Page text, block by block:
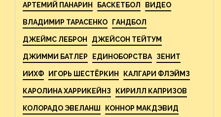
АРТЕМИЙ ПАНАРИН БАСКЕТБОЛ ВИДЕО
ВЛАДИМИР ТАРАСЕНКО ГАНДБОЛ
ДЖЕЙМС ЛЕБРОН ДЖЕЙСОН ТЕЙТУМ
ДЖИММИ БАТЛЕР ЕДИНОБОРСТВА ЗЕНИТ
ИИХФ ИГОРЬ ШЕСТЁРКИН КАЛГАРИ ФЛЭЙМЗ
КАРОЛИНА ХАРРИКЕЙНЗ КИРИЛЛ КАПРИЗОВ
КОЛОРАДО ЭВЕЛАНШ КОННОР МАКДЭВИД